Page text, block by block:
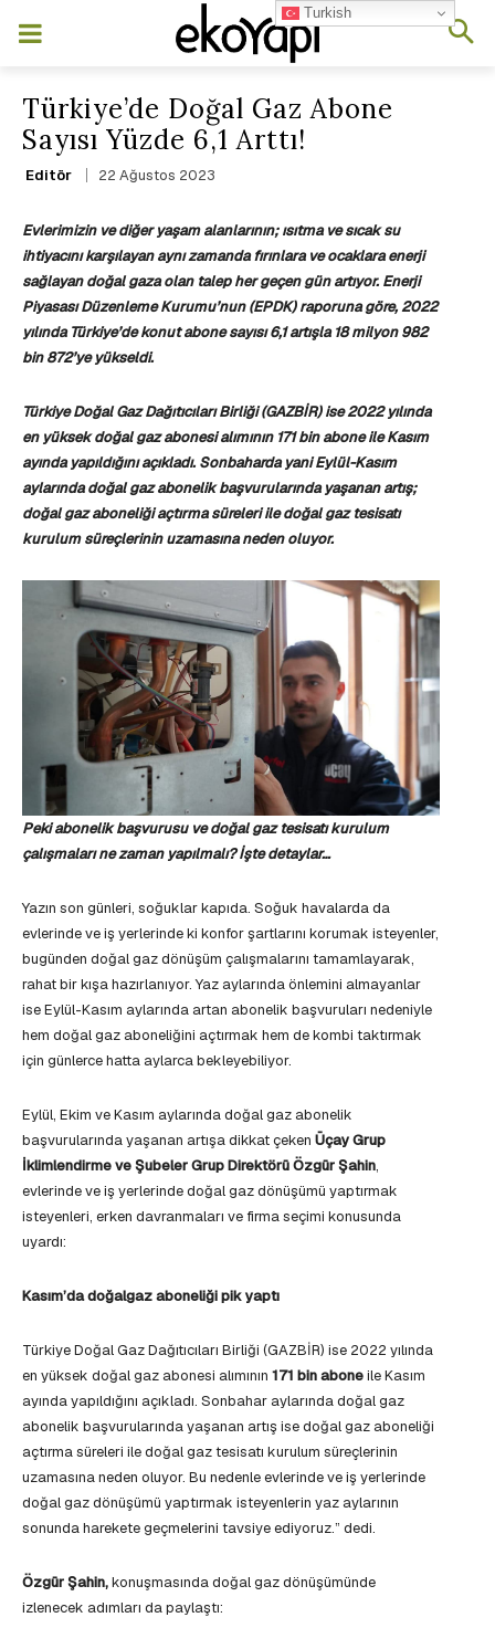
Türkiye’de Doğal Gaz Abone
Sayısı Yüzde 6,1 Arttı!
Editör 22 Ağustos 2023
Evlerimizin ve diğer yaşam alanlarının; ısıtma ve sıcak su
ihtiyacını karşılayan aynı zamanda fırınlara ve ocaklara enerji
sağlayan doğal gaza olan talep her geçen gün artıyor. Enerji
Piyasası Düzenleme Kurumu’nun (EPDK) raporuna göre, 2022
yılında Türkiye’de konut abone sayısı 6,1 artışla 18 milyon 982
bin 872’ye yükseldi.
Türkiye Doğal Gaz Dağıtıcıları Birliği (GAZBİR) ise 2022 yılında
en yüksek doğal gaz abonesi alımının 171 bin aboneile Kasım
ayında yapıldığını açıkladı. Sonbaharda yani Eylül-Kasım
aylarında doğal gaz abonelik başvurularında yaşanan artış;
doğal gaz aboneliği açtırma süreleri ile doğal gaz tesisatı
kurulum süreçlerinin uzamasına neden oluyor.
Peki abonelik başvurusu ve doğal gaz tesisatı kurulum
çalışmaları ne zaman yapılmalı? İşte detaylar…
Yazın son günleri, soğuklar kapıda. Soğuk havalarda da
evlerinde ve iş yerlerinde ki konfor şartlarını korumak isteyenler,
bugünden doğal gaz dönüşüm çalışmalarını tamamlayarak,
rahat bir kışa hazırlanıyor. Yaz aylarında önlemini almayanlar
ise Eylül-Kasım aylarında artan abonelik başvuruları nedeniyle
hem doğal gaz aboneliğini açtırmak hem de kombi taktırmak
için günlerce hatta aylarca bekleyebiliyor.
Eylül, Ekim ve Kasım aylarında doğal gaz abonelik
başvurularında yaşanan artışa dikkat çeken Üçay Grup
İklimlendirme ve Şubeler Grup Direktörü Özgür Şahin,
evlerinde ve iş yerlerinde doğal gaz dönüşümü yaptırmak
isteyenleri, erken davranmaları ve firma seçimi konusunda
uyardı:
Kasım’da doğalgaz aboneliği pik yaptı
Türkiye Doğal Gaz Dağıtıcıları Birliği (GAZBİR) ise 2022 yılında
en yüksek doğal gaz abonesi alımının 171 bin aboneile Kasım
ayında yapıldığını açıkladı. Sonbahar aylarında doğal gaz
abonelik başvurularında yaşanan artış ise doğal gaz aboneliği
açtırma süreleri ile doğal gaz tesisatı kurulum süreçlerinin
uzamasına neden oluyor. Bu nedenle evlerinde ve iş yerlerinde
doğal gaz dönüşümü yaptırmak isteyenlerin yaz aylarının
sonunda harekete geçmelerini tavsiye ediyoruz.” dedi.
Özgür Şahin,konuşmasında doğal gaz dönüşümünde
izlenecek adımları da paylaştı:
Turkish